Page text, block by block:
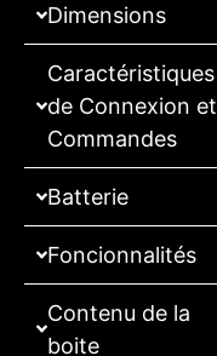
Dimensions
Caractéristiques
de Connexion et
Commandes
Batterie
Foncionnalités
Contenu de la
boite